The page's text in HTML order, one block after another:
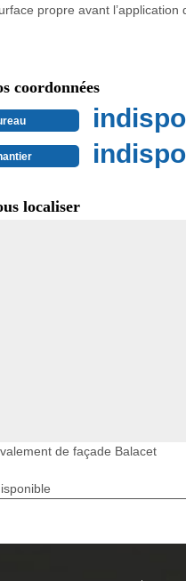
propre avant l’application
coordonnées
localiser
de façade Balacet